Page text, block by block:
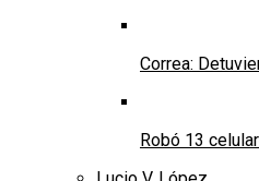
Correa:
Robó 13